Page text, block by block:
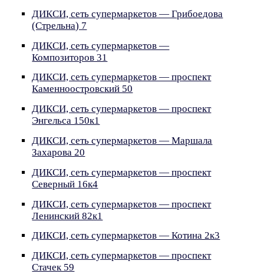
ДИКСИ, сеть супермаркетов — Грибоедова
(Стрельна) 7
ДИКСИ, сеть супермаркетов —
Композиторов 31
ДИКСИ, сеть супермаркетов — проспект
Каменноостровский 50
ДИКСИ, сеть супермаркетов — проспект
Энгельса 150к1
ДИКСИ, сеть супермаркетов — Маршала
Захарова 20
ДИКСИ, сеть супермаркетов — проспект
Северный 16к4
ДИКСИ, сеть супермаркетов — проспект
Ленинский 82к1
ДИКСИ, сеть супермаркетов — Котина 2к3
ДИКСИ, сеть супермаркетов — проспект
Стачек 59